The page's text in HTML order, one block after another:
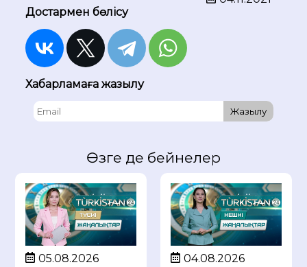
Достармен бөлісу
Хабарламаға жазылу
Жазылу
Өзге де бейнелер
05.08.2026
04.08.2026